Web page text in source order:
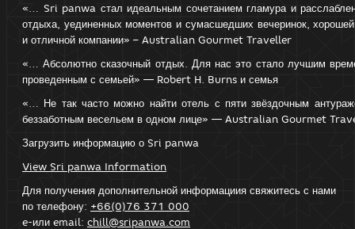
«… Sri panwa стал идеальным сочетанием гламура и
отдыха, уединенных моментов и сумасшедших вечеринок,
и отличной компании» – Australian Gourmet Traveller
«… Абсолютно сказочный отдых. Для нас это стало лучшим
проведенным с семьей» — Robert H. Burns и семья
«… Не так часто можно найти отель с пяти звёздочным
беззаботным весельем в одном лице» — Australian Gourmet
Загрузить информацию о Sri panwa
View Sri panwa Information
Для получения дополнительной информациия свяжитесь с нами
по телефону: +66(0)76 371 000
e-или email: chill@sripanwa.com